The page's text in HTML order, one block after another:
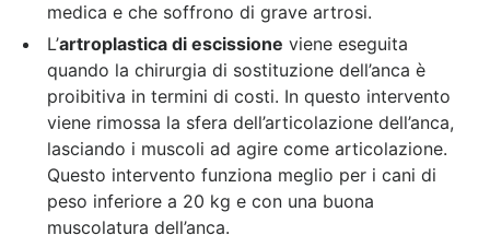
medica e che soffrono di grave artrosi.
L’artroplastica di escissione viene eseguita
quando la chirurgia di sostituzione dell’anca è
proibitiva in termini di costi. In questo intervento
viene rimossa la sfera dell’articolazione dell’anca,
lasciando i muscoli ad agire come articolazione.
Questo intervento funziona meglio per i cani di
peso inferiore a 20 kg e con una buona
muscolatura dell’anca.